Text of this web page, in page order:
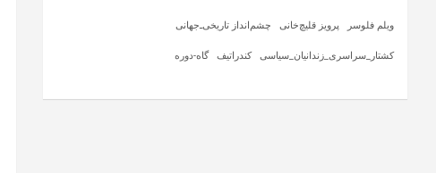
ویلم فلوسر پرویز قلیچ‌خانی چشم‌انداز تاریخی‌ـ‌جهانی
کشتار_سراسری_زندانیان_سیاسی کندراتیف گاه-دوره